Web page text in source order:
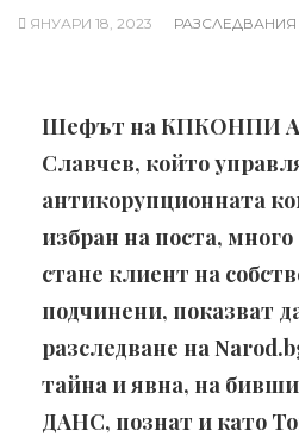
ЯНУАРИ 18, 2023 РАЗСЛЕДВАНИЯ
Шефът на КПКОНПИ
Славчев, който
антикорупционната
избран на поста,
стане клиент на
подчинени, показват
разследване на
тайна и явна, на
ДАНС, познат и като